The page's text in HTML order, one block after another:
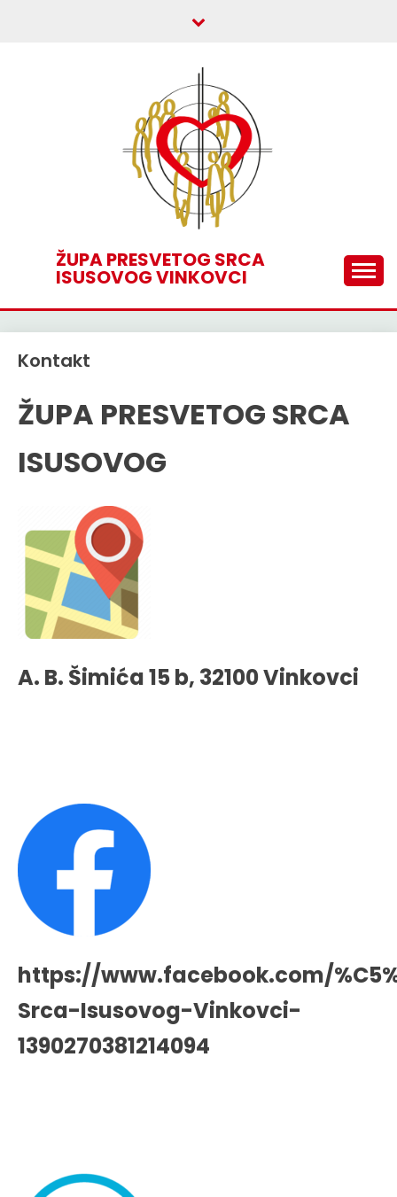
ŽUPA PRESVETOG SRCA
ISUSOVOG VINKOVCI
Kontakt
ŽUPA PRESVETOG SRCA
ISUSOVOG
A. B. Šimića 15 b, 32100 Vinkovci
https://www.facebook.com/
Srca-Isusovog-Vinkovci-
1390270381214094